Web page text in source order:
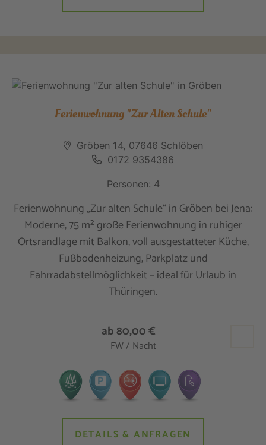
Ferienwohnung "Zur Alten Schule"
Gröben 14, 07646 Schlöben
0172 9354386
Personen: 4
Ferienwohnung „Zur alten Schule“ in Gröben bei Jena:
Moderne, 75 m² große Ferienwohnung in ruhiger
Ortsrandlage mit Balkon, voll ausgestatteter Küche,
Fußbodenheizung, Parkplatz und
Fahrradabstellmöglichkeit – ideal für Urlaub in
Thüringen.
ab 80,00 €
FW / Nacht
DETAILS & ANFRAGEN